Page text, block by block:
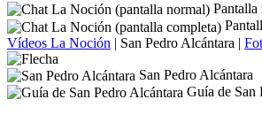
Pantalla
Vídeos La Noción | San Pedro Alcántara |
San Pedro Alcántara
Guía de San